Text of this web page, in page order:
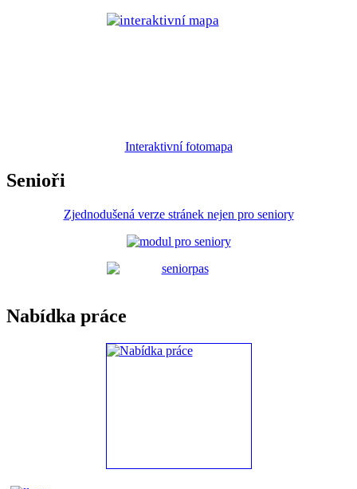
Interaktivní fotomapa
Senioři
Zjednodušená verze stránek nejen pro seniory
Nabídka práce